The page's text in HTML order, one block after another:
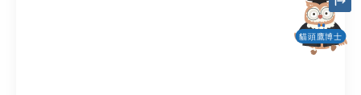
貓頭鷹博士